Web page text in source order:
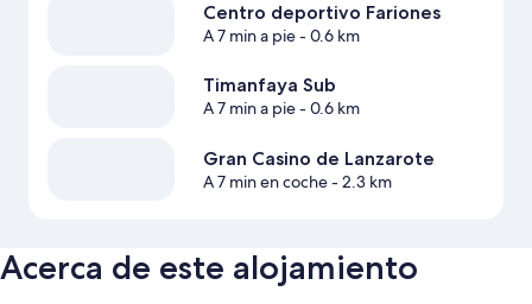
Centro deportivo Fariones
A 7 min a pie- 0.6 km
Timanfaya Sub
A 7 min a pie- 0.6 km
Gran Casino de Lanzarote
A 7 min en coche- 2.3 km
Acerca de este alojamiento